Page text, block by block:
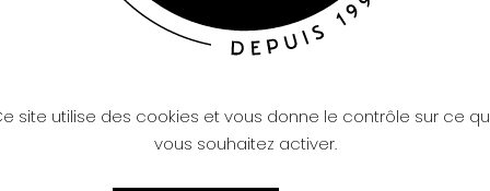
site utilise des cookies et vous donne le contrôle sur ce
vous souhaitez activer.